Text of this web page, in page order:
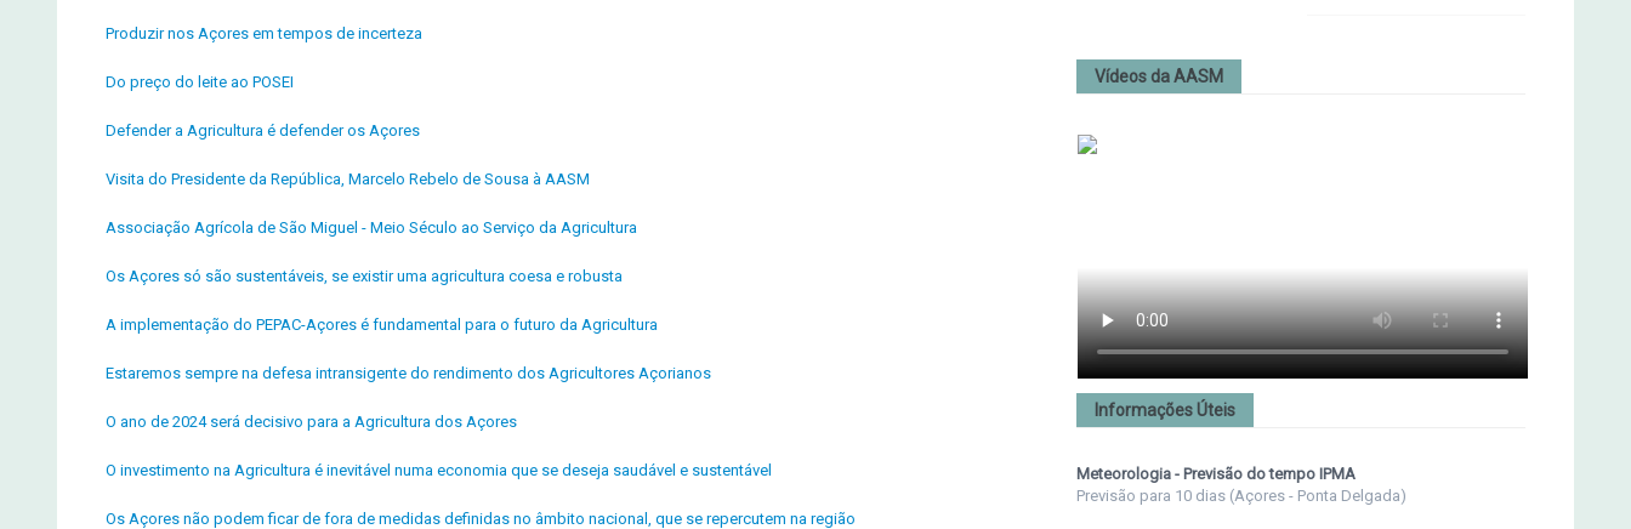
Produzir nos Açores em tempos de incerteza
Do preço do leite ao POSEI
Defender a Agricultura é defender os Açores
Visita do Presidente da República, Marcelo Rebelo de Sousa à AASM
Associação Agrícola de São Miguel - Meio Século ao Serviço da Agricultura
Os Açores só são sustentáveis, se existir uma agricultura coesa e robusta
A implementação do PEPAC-Açores é fundamental para o futuro da Agricultura
Estaremos sempre na defesa intransigente do rendimento dos Agricultores Açorianos
O ano de 2024 será decisivo para a Agricultura dos Açores
O investimento na Agricultura é inevitável numa economia que se deseja saudável e sustentável
Os Açores não podem ficar de fora de medidas definidas no âmbito nacional, que se repercutem na região
Vídeos da AASM
Informações Úteis
Meteorologia - Previsão do tempo IPMA
Previsão para 10 dias (Açores - Ponta Delgada)